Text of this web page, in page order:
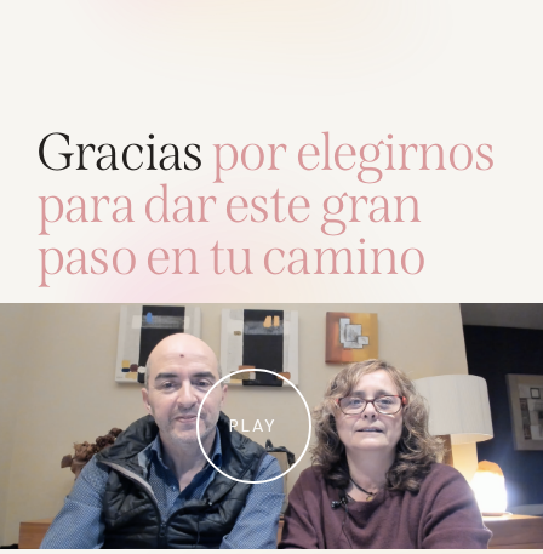
Graciaspor elegirnos
para dar este gran
paso en tu camino
PLAY